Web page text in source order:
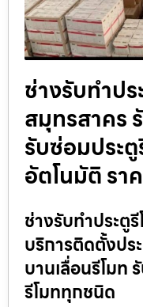
ช่างรับทำป
สมุทรสาคร
รับซ่อมประ
อัตโนมัติ รา
ช่างรับทำประตู
บริการติดตั้งปร
บานเลื่อนรีโมท
รีโมททุกชนิด